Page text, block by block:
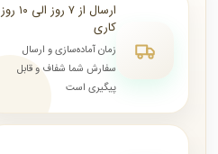
ارسال از ۷ روز الی ۱۰ روز
کاری
زمان آماده‌سازی و ارسال
سفارش شما شفاف و قابل
پیگیری است